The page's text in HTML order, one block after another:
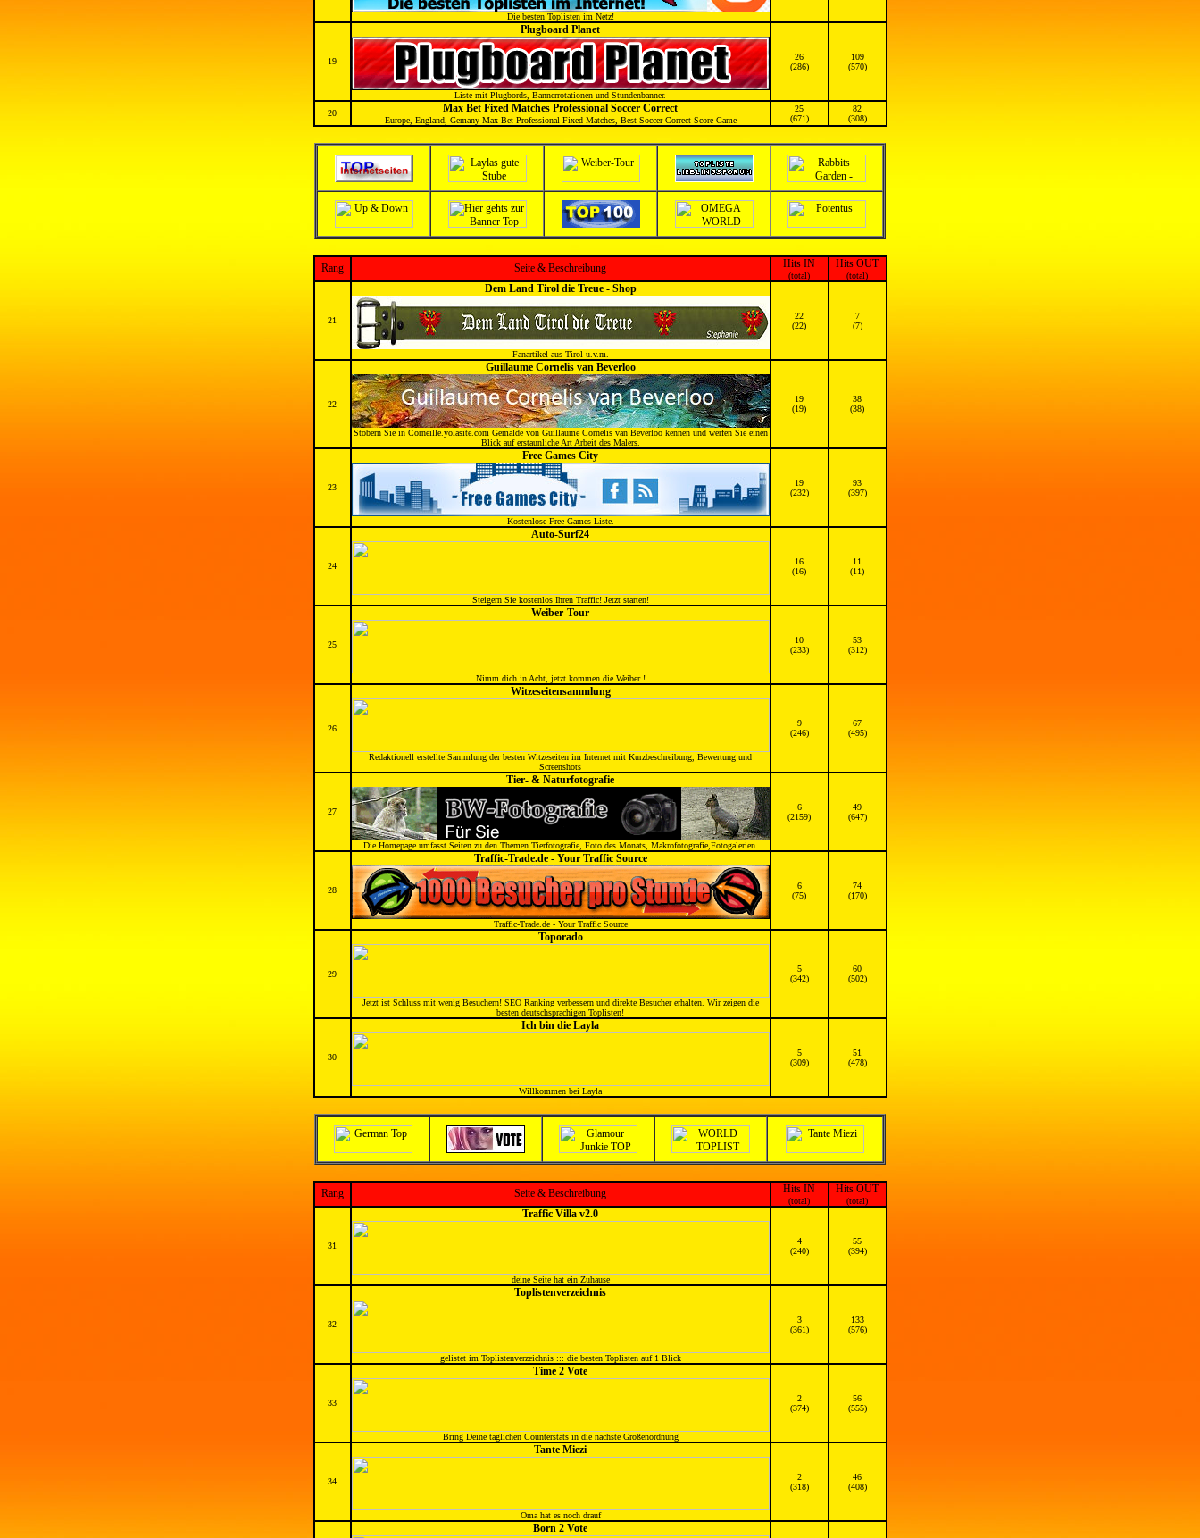
Die besten Toplisten im Netz!
19
Plugboard Planet
Liste mit Plugbords, Bannerrotationen und Stundenbanner.
26
(286)
109
(570)
20 Max Bet Fixed Matches Professional Soccer Correct
Europe, England, Gemany Max Bet Professional Fixed Matches, Best Soccer Correct Score Game
25
(671)
82
(308)
Rang Seite & Beschreibung Hits IN
(total)
Hits OUT
(total)
21
Dem Land Tirol die Treue - Shop
Fanartikel aus Tirol u.v.m.
22
(22)
7
(7)
22
Guillaume Cornelis van Beverloo
Stöbern Sie in Corneille.yolasite.com Gemälde von Guillaume Cornelis van Beverloo kennen und werfen Sie einen
Blick auf erstaunliche Art Arbeit des Malers.
19
(19)
38
(38)
23
Free Games City
Kostenlose Free Games Liste.
19
(232)
93
(397)
24
Auto-Surf24
Steigern Sie kostenlos Ihren Traffic! Jetzt starten!
16
(16)
11
(11)
25
Weiber-Tour
Nimm dich in Acht, jetzt kommen die Weiber !
10
(233)
53
(312)
26
Witzeseitensammlung
Redaktionell erstellte Sammlung der besten Witzeseiten im Internet mit Kurzbeschreibung, Bewertung und
Screenshots
9
(246)
67
(495)
27
Tier- & Naturfotografie
Die Homepage umfasst Seiten zu den Themen Tierfotografie, Foto des Monats, Makrofotografie,Fotogalerien.
6
(2159)
49
(647)
28
Traffic-Trade.de - Your Traffic Source
Traffic-Trade.de - Your Traffic Source
6
(75)
74
(170)
29
Toporado
Jetzt ist Schluss mit wenig Besuchern! SEO Ranking verbessern und direkte Besucher erhalten. Wir zeigen die
besten deutschsprachigen Toplisten!
5
(342)
60
(502)
30
Ich bin die Layla
Willkommen bei Layla
5
(309)
51
(478)
Rang Seite & Beschreibung Hits IN
(total)
Hits OUT
(total)
31
Traffic Villa v2.0
deine Seite hat ein Zuhause
4
(240)
55
(394)
32
Toplistenverzeichnis
gelistet im Toplistenverzeichnis ::: die besten Toplisten auf 1 Blick
3
(361)
133
(576)
33
Time 2 Vote
Bring Deine täglichen Counterstats in die nächste Größenordnung
2
(374)
56
(555)
34
Tante Miezi
Oma hat es noch drauf
2
(318)
46
(408)
Born 2 Vote